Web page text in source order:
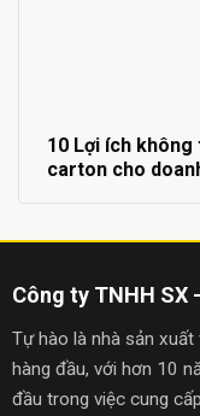
10 Lợi ích không
carton cho
Công ty TNHH SX
Tự hào là nhà sản
hàng đầu, với hơn 10
đầu trong việc cung